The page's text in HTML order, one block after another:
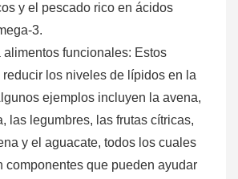
y el pescado rico en ácidos
3.
alimentos funcionales: Estos
reducir los niveles de lípidos en la
ejemplos incluyen la avena,
las legumbres, las frutas cítricas,
y el aguacate, todos los cuales
componentes que pueden ayudar